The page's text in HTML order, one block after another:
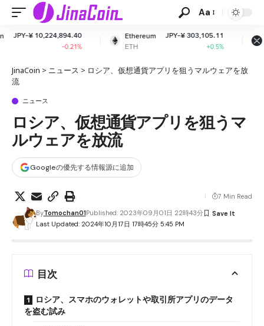
Aa
Ethereum
ETH
JPY-¥ 303,105.11
XRP
XRP
JPY-¥
-
JinaCoin > ニュース > ロシア、仮想通貨アプリを狙うマルウェアを放
流
ニュース
ロシア、仮想通貨アプリを狙うマ
ルウェアを放流
Googleの優先する情報源に追加
Last Updated: 2024年10月17日 17時45分 5:45 PM
ByTomochan01Published: 2023年09月01日 22時43分
7 Min Read
目次
ロシア、スマホのウォレットや取引所アプリのデータ
を盗む試み